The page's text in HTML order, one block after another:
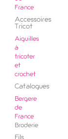
France
Accessoires
Tricot
Aiguilles
à
tricoter
et
crochet
Catalogues
Bergere
de
France
Broderie